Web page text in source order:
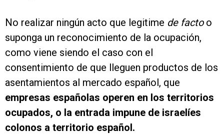
No realizar ningún acto que legitime de factoo
suponga un reconocimiento de la ocupación,
como viene siendo el caso con el
consentimiento de que lleguen productos de los
asentamientos al mercado español, que
empresas españolas operen en los territorios
ocupados, o la entrada impune de israelíes
colonos a territorio español.